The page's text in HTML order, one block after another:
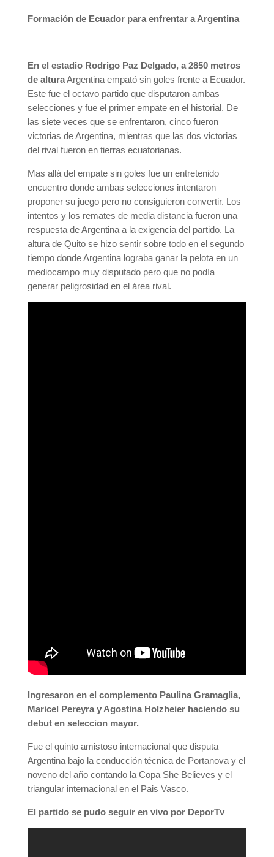
Formación de Ecuador para enfrentar a Argentina
En el estadio Rodrigo Paz Delgado, a 2850 metros
de alturaArgentina empató sin goles frente a Ecuador.
Este fue el octavo partido que disputaron ambas
selecciones y fue el primer empate en el historial. De
las siete veces que se enfrentaron, cinco fueron
victorias de Argentina, mientras que las dos victorias
del rival fueron en tierras ecuatorianas.
Mas allá del empate sin goles fue un entretenido
encuentro donde ambas selecciones intentaron
proponer su juego pero no consiguieron convertir. Los
intentos y los remates de media distancia fueron una
respuesta de Argentina a la exigencia del partido. La
altura de Quito se hizo sentir sobre todo en el segundo
tiempo donde Argentina lograba ganar la pelota en un
mediocampo muy disputado pero que no podía
generar peligrosidad en el área rival.
Ingresaron en el complemento Paulina Gramaglia,
Maricel Pereyra y Agostina Holzheier haciendo su
debut en seleccion mayor.
Fue el quinto amistoso internacional que disputa
Argentina bajo la conducción técnica de Portanova y el
noveno del año contando la Copa She Believes y el
triangular internacional en el Pais Vasco.
El partido se pudo seguir en vivo por DeporTv